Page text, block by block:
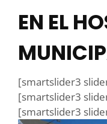
EN EL
[smartslider3
[smartslider3
[smartslider3